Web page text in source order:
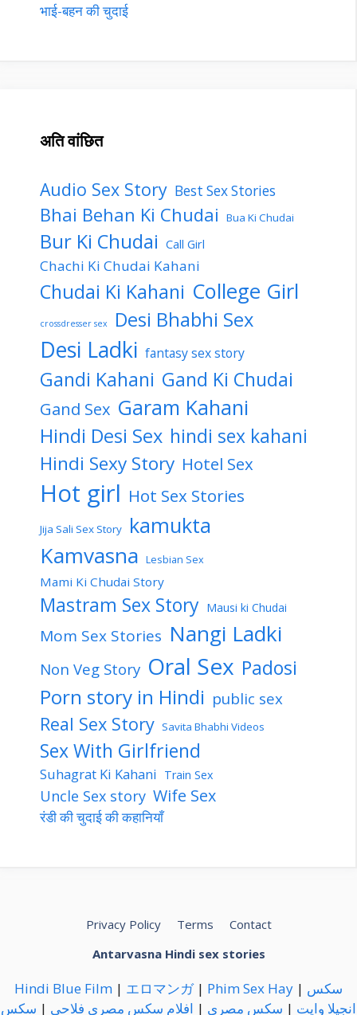
भाई-बहन की चुदाई
अति वांछित
Audio Sex Story Best Sex Stories
Bhai Behan Ki Chudai Bua Ki Chudai
Bur Ki Chudai Call Girl
Chachi Ki Chudai Kahani
Chudai Ki Kahani College Girl
crossdresser sex Desi Bhabhi Sex
Desi Ladki fantasy sex story
Gandi Kahani Gand Ki Chudai
Gand Sex Garam Kahani
Hindi Desi Sex hindi sex kahani
Hindi Sexy Story Hotel Sex
Hot girl Hot Sex Stories
Jija Sali Sex Story kamukta
Kamvasna Lesbian Sex
Mami Ki Chudai Story
Mastram Sex Story Mausi ki Chudai
Mom Sex Stories Nangi Ladki
Non Veg Story Oral Sex Padosi
Porn story in Hindi public sex
Real Sex Story Savita Bhabhi Videos
Sex With Girlfriend
Suhagrat Ki Kahani Train Sex
Uncle Sex story Wife Sex
रंडी की चुदाई की कहानियाँ
Privacy Policy Terms
Contact
Antarvasna Hindi sex stories
Hindi Blue Film | エロマンガ| Phim Sex Hay | سكس
انجيلا وايت | سكس مصري | افلام سكس مصري فلاحي | سكس